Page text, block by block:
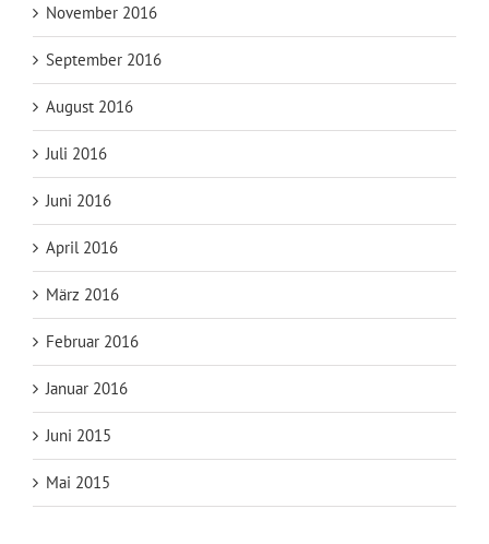
November 2016
September 2016
August 2016
Juli 2016
Juni 2016
April 2016
März 2016
Februar 2016
Januar 2016
Juni 2015
Mai 2015